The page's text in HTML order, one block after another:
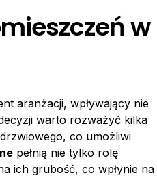
w
aranżacji, wpływający nie
warto rozważyć kilka
co umożliwi
pełnią nie tylko rolę
ich grubość, co wpłynie na